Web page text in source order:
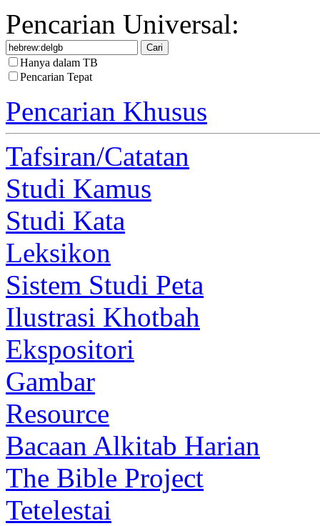
Pencarian Universal:
Hanya dalam TB
Pencarian Tepat
Pencarian Khusus
Tafsiran/Catatan
Studi Kamus
Studi Kata
Leksikon
Sistem Studi Peta
Ilustrasi Khotbah
Ekspositori
Gambar
Resource
Bacaan Alkitab Harian
The Bible Project
Tetelestai